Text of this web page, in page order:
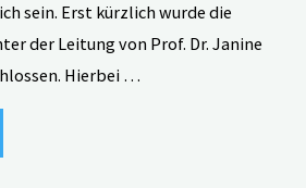
sein. Erst kürzlich wurde die
der Leitung von Prof. Dr. Janine
Hierbei …